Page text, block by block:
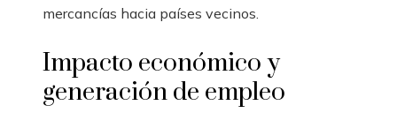
mercancías hacia países vecinos.
Impacto económico y
generación de empleo